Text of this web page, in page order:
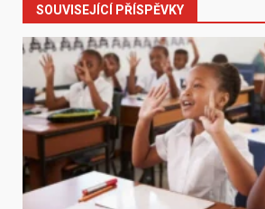
SOUVISEJÍCÍ PŘÍSPĚVKY